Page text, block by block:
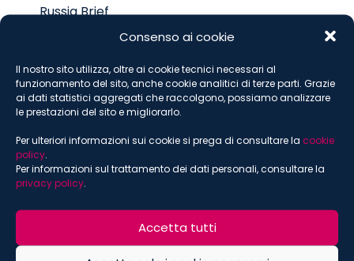
Consenso ai cookie
Il nostro sito utilizza, oltre ai cookie tecnici necessari al
funzionamento del sito, anche cookie analitici di terze parti. Grazie
ai dati statistici aggregati che raccolgono, possiamo analizzare
le prestazioni del sito e migliorarlo.
Per ulteriori informazioni sui cookie si prega di consultare la cookie
policy
Per informazioni sul trattamento dei dati personali, consultare la
privacy policy
Accetta tutti
Russia Brief
Food
ISCRIVITI ALLA NEWSLETTER
*indica che è obbligatorio